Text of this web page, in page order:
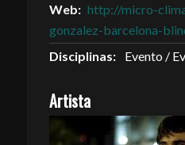
Web: http://micro-
gonzalez-barcelona-
Disciplinas:
Evento /
Artista